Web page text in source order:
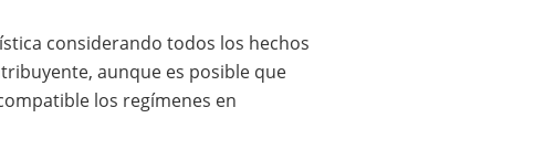
considerando todos los hechos
aunque es posible que
los regímenes en